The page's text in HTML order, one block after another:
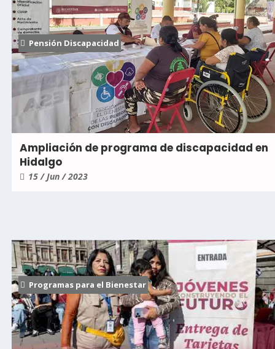
Pensión Discapacidad
Ampliación de programa de discapacidad en
Hidalgo
15 / Jun / 2023
Programas para el Bienestar